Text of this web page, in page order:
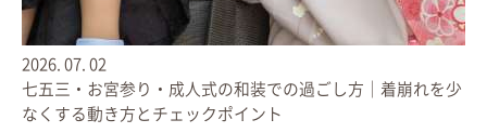
やはり１冊にして残したい、
とのことでした！
過去の撮影データはすべて管理しておりますので
後から作成可能です◎
2026. 07. 02
七五三・お宮参り・成人式の和装での過ごし方｜着崩れを少
なくする動き方とチェックポイント